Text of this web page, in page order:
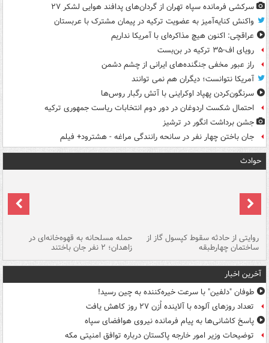
سرکشی فرمانده سپاه تهران از گردان‌های پدافند هوایی لشکر ۲۷
واکنش کنایه‌آمیز به عضویت ترکیه در پیمان مشترک با عربستان
عراقچی: اکنون هیچ مذاکره‌ای با آمریکا نداریم
رویای اف-۳۵ ترکیه در بن‌بست
راز عبور مخفی جنگنده‌های ایرانی از چشم دشمن
آمریکا نتوانست؛ دیگران هم نمی توانند
سرنگون‌کردن پهپاد اوکراینی با آتش رگبار روس‌ها
احتمال شکست اردوغان در دور دوم انتخابات ریاست جمهوری ترکیه
جشن برداشت انگور در ترشیز
جان باختن چهار نفر در سانحه رانندگی مراغه - هشترود+ فیلم
حوادث
روایتی از حادثه سقوط کپسول گاز از
ساختمان چهارطبقه
حمله مسلحانه به قهوه‌خانه‌ای در
زاهدان؛ ۲ نفر جان باختند
آخرین اخبار
طوفان "دلفین" با سرعت خیره‌کننده به چین رسید!
تعداد روزهای آلوده با آلاینده اُزن ۲۷ روز کاهش یافت
پاسخ کاشانی‌ها به پیام فرمانده نیروی هوافضای سپاه
توضیحات وزیر امور خارجه پاکستان درباره توافق امنیتی مکه